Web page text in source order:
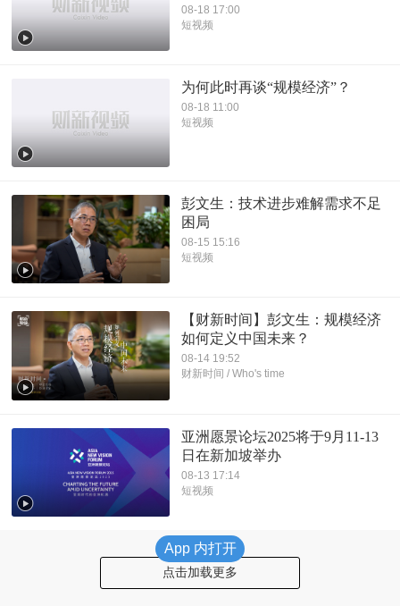
App 内打开
08-18 17:00
短视频
为何此时再谈“规模经济”？
08-18 11:00
短视频
彭文生：技术进步难解需求不足
困局
08-15 15:16
短视频
【财新时间】彭文生：规模经济
如何定义中国未来？
08-14 19:52
财新时间 / Who's time
亚洲愿景论坛2025将于9月11-13
日在新加坡举办
08-13 17:14
短视频
点击加载更多